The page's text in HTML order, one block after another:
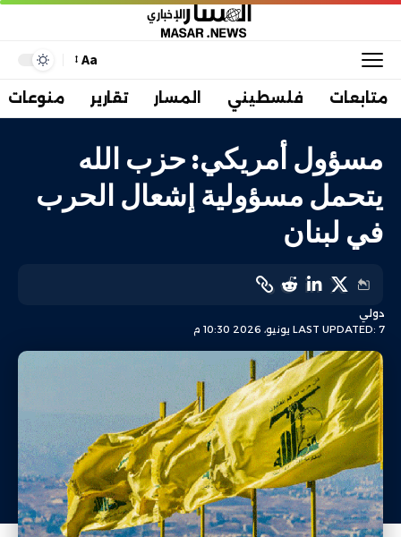
Aa
متابعات فلسطيني المسار تقارير منوعات
مسؤول أمريكي: حزب الله
يتحمل مسؤولية إشعال الحرب
في لبنان
LAST UPDATED: 7 يونيو، 2026 10:30 م
دولي